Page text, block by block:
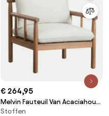
€ 264,95
Melvin Fauteuil Van Acaciahout
Acacia Bruin - Sklum
Stoffen